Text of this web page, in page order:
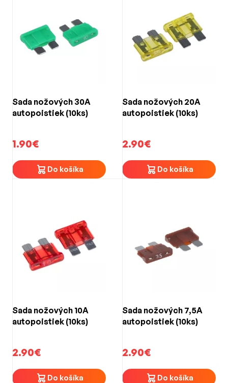
Sada nožových 30A
autopoistiek (10ks)
1.90€
Do košíka
Sada nožových 20A
autopoistiek (10ks)
2.90€
Do košíka
Sada nožových 10A
autopoistiek (10ks)
2.90€
Do košíka
Sada nožových 7,5A
autopoistiek (10ks)
2.90€
Do košíka